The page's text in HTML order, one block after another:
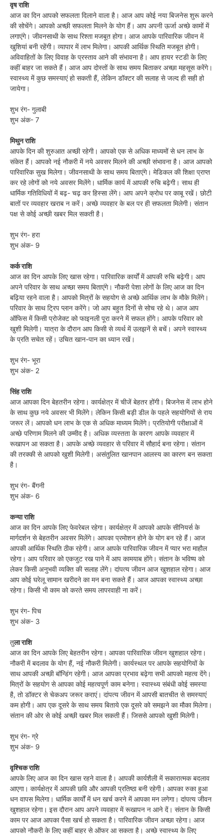
वृष राशि
आज का दिन आपको सफलता दिलाने वाला है। आज आप कोई नया बिजनेस शुरू करने
की सोचेंगे। आपको अच्छी सफलता मिलने के योग हैं। आप अपनी ऊर्जा अच्छे कामों में
लगाएंगे। जीवनसाथी के साथ रिश्ता मजबूत होगा। आज आपके पारिवारिक जीवन में
खुशियां बनी रहेंगी। व्यापार में लाभ मिलेगा। आपकी आर्थिक स्थिति मजबूत होगी।
अविवाहितों के लिए विवाह के प्रस्ताव आने की संभावना है। आप हायर स्टडी के लिए
कहीं बाहर जा सकते हैं। आज आप दोस्तों के साथ समय बिताकर अच्छा महसूस करेंगे।
स्वास्थ्य में कुछ समस्याएं हो सकती हैं, लेकिन डॉक्टर की सलाह से जल्द ही सही हो
जायेगा।
शुभ रंग- गुलाबी
शुभ अंक- 7
मिथुन राशि
आपके दिन की शुरुआत अच्छी रहेगी। आपको एक से अधिक माध्यमों से धन लाभ के
संकेत हैं। आपको नई नौकरी में नये अवसर मिलने की अच्छी संभावना है। आज आपको
पारिवारिक सुख मिलेगा। जीवनसाथी के साथ समय बिताएंगे। मेडिकल की शिक्षा प्राप्त
कर रहे लोगों को नये अवसर मिलेंगे। धार्मिक कार्य में आपकी रुचि बढ़ेगी। साथ ही
धार्मिक गतिविधियों में बढ़- चढ़ कर हिस्सा लेंगे। आप अपने क्रोध पर काबू रखें। छोटी
बातों पर व्यवहार खराब न करें। अच्छे व्यवहार के बल पर ही सफलता मिलेगी। संतान
पक्ष से कोई अच्छी खबर मिल सकती है।
शुभ रंग- हरा
शुभ अंक- 9
कर्क राशि
आज का दिन आपके लिए खास रहेगा। पारिवारिक कार्यों में आपकी रुचि बढ़ेगी। आप
अपने परिवार के साथ अच्छा समय बिताएंगे। नौकरी पेशा लोगों के लिए आज का दिन
बढ़िया रहने वाला है। आपको मित्रों के सहयोग से अच्छे आर्थिक लाभ के मौके मिलेंगे।
परिवार के साथ ट्रिप प्लान करेंगे। जो आप बहुत दिनों से सोच रहे थे। आज आप
ऑफिस में किसी प्रोजेक्ट को फाइनली पूरा करने में सफल होंगे। आपके परिवार को
खुशी मिलेगी। यात्रा के दौरान आप किसी से व्यर्थ में उलझनें से बचें। अपने स्वास्थ्य
के प्रति सचेत रहें। उचित खान-पान का ध्यान रखें।
शुभ रंग- भूरा
शुभ अंक- 2
सिंह राशि
आज आपका दिन बेहतरीन रहेगा। कार्यक्षेत्र में चीजें बेहतर होंगी। बिजनेस में लाभ होने
के साथ कुछ नये अवसर भी मिलेंगे। लेकिन किसी बड़ी डील के पहले सहयोगियों से राय
जरूर लें। आपको धन लाभ के एक से अधिक माध्यम मिलेंगे। प्रतियोगी परीक्षाओं में
अच्छे परिणाम मिलने की उम्मीद है। अधिक व्यस्तता के कारण आपके व्यवहार में
रूखापन आ सकता है। आपके अच्छे व्यवहार से परिवार में सौहार्द बना रहेगा। संतान
की तरक्की से आपको खुशी मिलेगी। असंतुलित खानपान आलस्य का कारण बन सकता
है।
शुभ रंग- बैंगनी
शुभ अंक- 6
कन्या राशि
आज का दिन आपके लिए फेवरेबल रहेगा। कार्यक्षेत्र में आपको आपके सीनियर्स के
मार्गदर्शन से बेहतरीन अवसर मिलेंगे। आपका प्रमोशन होने के योग बन रहे हैं। आज
आपकी आर्थिक स्थिति ठीक रहेगी। आज आपके पारिवारिक जीवन में प्यार भरा माहौल
रहेगा। आप परिवार को एकजुट रख पाने में आप कामयाब होंगे। संतान के भविष्य को
लेकर किसी अनुभवी व्यक्ति की सलाह लेंगे। दांपत्य जीवन आज खुशहाल रहेगा। आज
आप कोई घरेलू सामान खरीदने का मन बना सकते हैं। आज आपका स्वास्थ्य अच्छा
रहेगा। किसी भी काम को करते समय लापरवाही ना करें।
शुभ रंग- पिच
शुभ अंक- 3
तुला राशि
आज का दिन आपके लिए बेहतरीन रहेगा। आपका पारिवारिक जीवन खुशहाल रहेगा।
नौकरी में बदलाव के योग हैं, नई नौकरी मिलेगी। कार्यस्थल पर आपके सहयोगियों के
साथ आपकी अच्छी बॉन्डिंग रहेगी। आज आपका प्रभाव बढ़ेगा सभी आपको महत्व देंगे।
मित्रों के सहयोग से आपका कोई महत्वपूर्ण काम बनेगा। स्वास्थ्य संबंधी कोई समस्या
है, तो डॉक्टर से चेकअप जरूर कराएं। दांपत्य जीवन में आपसी बातचीत से समस्याएं
कम होगी। आप एक दूसरे के साथ समय बिताये एक दूसरे को समझने का मौका मिलेगा।
संतान की ओर से कोई अच्छी खबर मिल सकती हैं। जिससे आपको खुशी मिलेगी।
शुभ रंग- ग्रे
शुभ अंक- 9
वृश्चिक राशि
आपके लिए आज का दिन खास रहने वाला है। आपकी कार्यशैली में सकारात्मक बदलाव
आएगा। कार्यक्षेत्र में आपकी छवि और आपकी प्रतिष्ठा बनी रहेगी। आपका रुका हुआ
धन वापस मिलेगा। धार्मिक कार्यों में धन खर्च करने में आपका मन लगेगा। दांपत्य जीवन
खुशहाल रहेगा। इस दौरान आप अपने व्यवहार में रूखापन न आने दें। संतान के किसी
काम पर आज आपका पैसा खर्च हो सकता है। पारिवारिक जीवन अच्छा रहेगा। आज
आपको नौकरी के लिए कहीं बाहर से ऑफर आ सकता है। अच्छे स्वास्थ्य के लिए